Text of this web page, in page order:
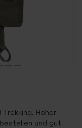
Hoher
und gut